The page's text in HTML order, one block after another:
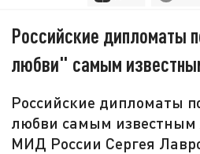
Российские дипломаты
любви" самым
Российские дипломаты
любви самым известным
МИД России Сергея